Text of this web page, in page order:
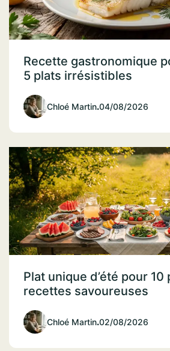
Recette gastronomique
5 plats irrésistibles
Chloé Martin.04/08/2026
Plat unique d’été pour
recettes savoureuses
Chloé Martin.02/08/2026